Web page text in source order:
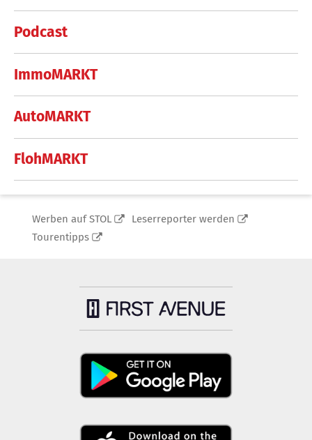
Podcast
ImmoMARKT
AutoMARKT
FlohMARKT
Werben auf STOL
Leserreporter werden
Tourentipps